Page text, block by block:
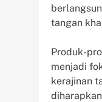
tangan
Produk-
menjadi
kerajinan